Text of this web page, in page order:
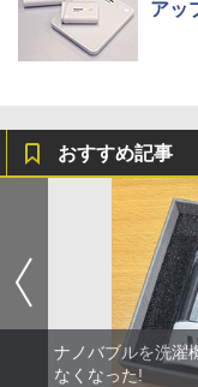
アッ
おすすめ記事
ナノバブルを洗濯
なくなった!